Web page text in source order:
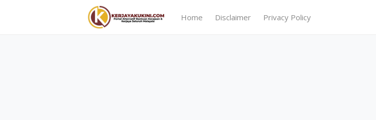
Home Disclaimer Privacy Policy